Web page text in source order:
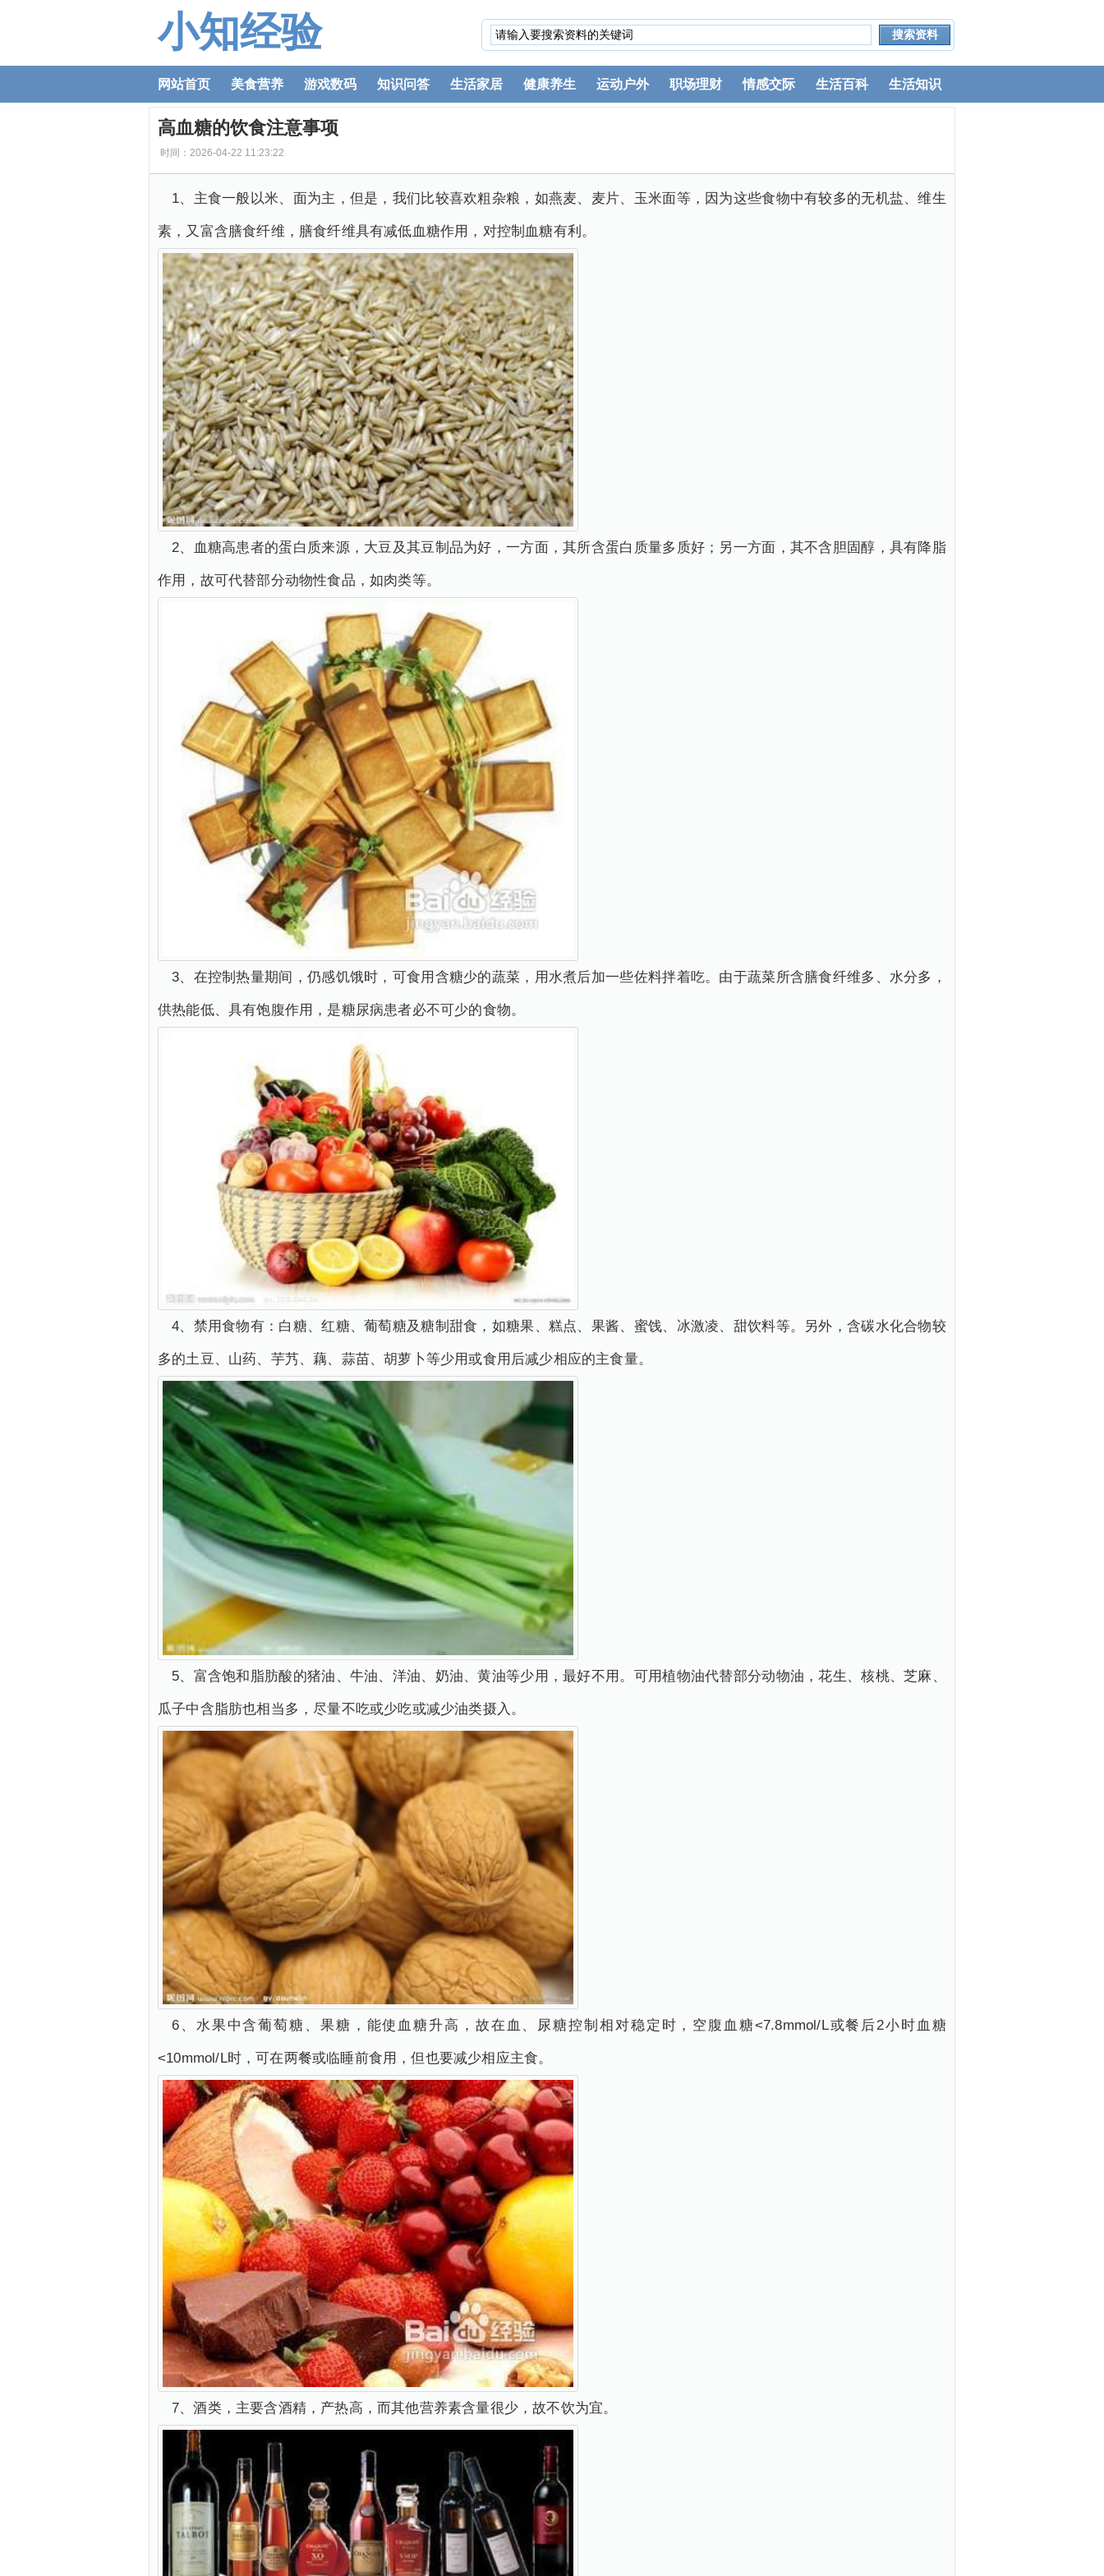
小知经验
网站首页 美食营养 游戏数码 知识问答 生活家居 健康养生 运动户外 职场理财 情感交际 生活百科 生活知识
高血糖的饮食注意事项
时间：2026-04-22 11:23:22
1、主食一般以米、面为主，但是，我们比较喜欢粗杂粮，如燕麦、麦片、玉米面等，因为这些食物中有较多的无机盐、维生
素，又富含膳食纤维，膳食纤维具有减低血糖作用，对控制血糖有利。
2、血糖高患者的蛋白质来源，大豆及其豆制品为好，一方面，其所含蛋白质量多质好；另一方面，其不含胆固醇，具有降脂
作用，故可代替部分动物性食品，如肉类等。
3、在控制热量期间，仍感饥饿时，可食用含糖少的蔬菜，用水煮后加一些佐料拌着吃。由于蔬菜所含膳食纤维多、水分多，
供热能低、具有饱腹作用，是糖尿病患者必不可少的食物。
4、禁用食物有：白糖、红糖、葡萄糖及糖制甜食，如糖果、糕点、果酱、蜜饯、冰激凌、甜饮料等。另外，含碳水化合物较
多的土豆、山药、芋艿、藕、蒜苗、胡萝卜等少用或食用后减少相应的主食量。
5、富含饱和脂肪酸的猪油、牛油、洋油、奶油、黄油等少用，最好不用。可用植物油代替部分动物油，花生、核桃、芝麻、
瓜子中含脂肪也相当多，尽量不吃或少吃或减少油类摄入。
6、水果中含葡萄糖、果糖，能使血糖升高，故在血、尿糖控制相对稳定时，空腹血糖<7.8mmol/L或餐后2小时血糖
<10mmol/L时，可在两餐或临睡前食用，但也要减少相应主食。
7、酒类，主要含酒精，产热高，而其他营养素含量很少，故不饮为宜。